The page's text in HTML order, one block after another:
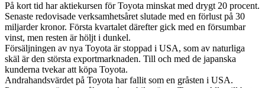
På kort tid har aktiekursen för Toyota minskat med drygt 20 procent.
Senaste redovisade verksamhetsåret slutade med en förlust på 30
miljarder kronor. Första kvartalet därefter gick med en försumbar
vinst, men resten är höljt i dunkel.
Försäljningen av nya Toyota är stoppad i USA, som av naturliga
skäl är den största exportmarknaden. Till och med de japanska
kunderna tvekar att köpa Toyota.
Andrahandsvärdet på Toyota har fallit som en gråsten i USA.